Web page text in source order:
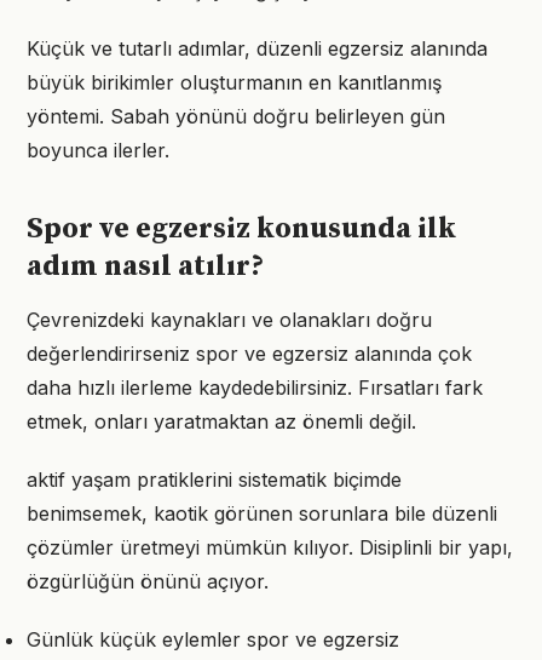
Küçük ve tutarlı adımlar, düzenli egzersiz alanında
büyük birikimler oluşturmanın en kanıtlanmış
yöntemi. Sabah yönünü doğru belirleyen gün
boyunca ilerler.
Spor ve egzersiz konusunda ilk
adım nasıl atılır?
Çevrenizdeki kaynakları ve olanakları doğru
değerlendirirseniz spor ve egzersiz alanında çok
daha hızlı ilerleme kaydedebilirsiniz. Fırsatları fark
etmek, onları yaratmaktan az önemli değil.
aktif yaşam pratiklerini sistematik biçimde
benimsemek, kaotik görünen sorunlara bile düzenli
çözümler üretmeyi mümkün kılıyor. Disiplinli bir yapı,
özgürlüğün önünü açıyor.
Günlük küçük eylemler spor ve egzersiz